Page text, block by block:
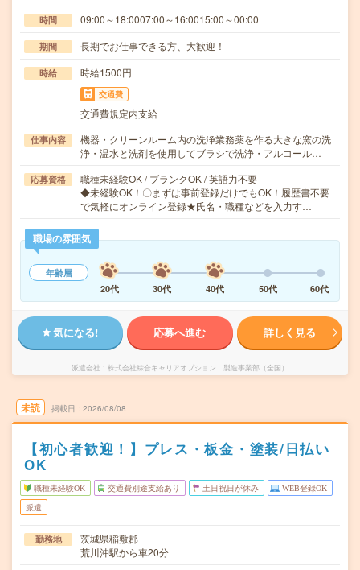
時間 09:00～18:0007:00～16:0015:00～00:00
期間 長期でお仕事できる方、大歓迎！
時給 時給1500円
交通費
交通費規定内支給
仕事内容
機器・クリーンルーム内の洗浄業務薬を作る大きな窯の洗
浄・温水と洗剤を使用してブラシで洗浄・アルコール…
応募資格
職種未経験OK / ブランクOK / 英語力不要
◆未経験OK！〇まずは事前登録だけでもOK！履歴書不要
で気軽にオンライン登録★氏名・職種などを入力す…
職場の雰囲気
年齢層
20代
30代 40代 50代 60代
気になる! 応募へ進む 詳しく見る
派遣会社 株式会社綜合キャリアオプション 製造事業部（全国）
未読 掲載日 2026/08/08
【初心者歓迎！】プレス・板金・塗装/日払い
OK
職種未経験OK 交通費別途支給あり 土日祝日が休み WEB登録OK
派遣
勤務地
茨城県稲敷郡
荒川沖駅から車20分